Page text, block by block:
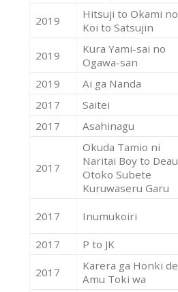
2019
Hitsuji to Okami no
Koi to Satsujin
2019
Kura Yami-sai no
Ogawa-san
2019
Ai ga Nanda
2017
Saitei
2017
Asahinagu
2017
Okuda Tamio ni
Naritai Boy to Deau
Otoko Subete
Kuruwaseru Garu
2017 Inumukoiri
2017
P to JK
2017
Karera ga Honki de
Amu Toki wa